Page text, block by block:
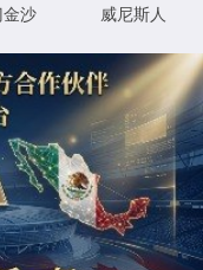
问被拒绝。